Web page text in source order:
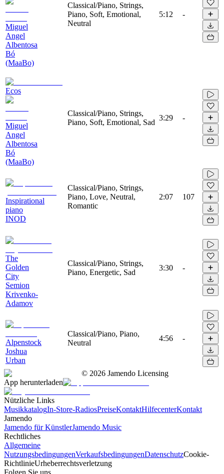
Miguel
Angel
Albentosa
Bó
(MaaBo)
Classical/Piano, Strings,
Piano, Soft, Emotional,
Neutral
5:12 -
Ecos
Miguel
Angel
Albentosa
Bó
(MaaBo)
Classical/Piano, Strings,
Piano, Soft, Emotional, Sad
3:29 -
Inspirational
piano
INOD
Classical/Piano, Strings,
Piano, Love, Neutral,
Romantic
2:07 107
The
Golden
City
Semion
Krivenko-
Adamov
Classical/Piano, Strings,
Piano, Energetic, Sad
3:30 -
Alpenstock
Joshua
Urban
Classical/Piano, Piano,
Neutral
4:56 -
© 2026 Jamendo Licensing
App herunterladen
Nützliche Links
MusikkatalogIn-Store-RadiosPreiseKontaktHilfecenterKontakt
Jamendo
Jamendo für KünstlerJamendo Music
Rechtliches
Allgemeine
NutzungsbedingungenVerkaufsbedingungenDatenschutzCookie-
RichtlinieUrheberrechtsverletzung
Folgen Sie uns